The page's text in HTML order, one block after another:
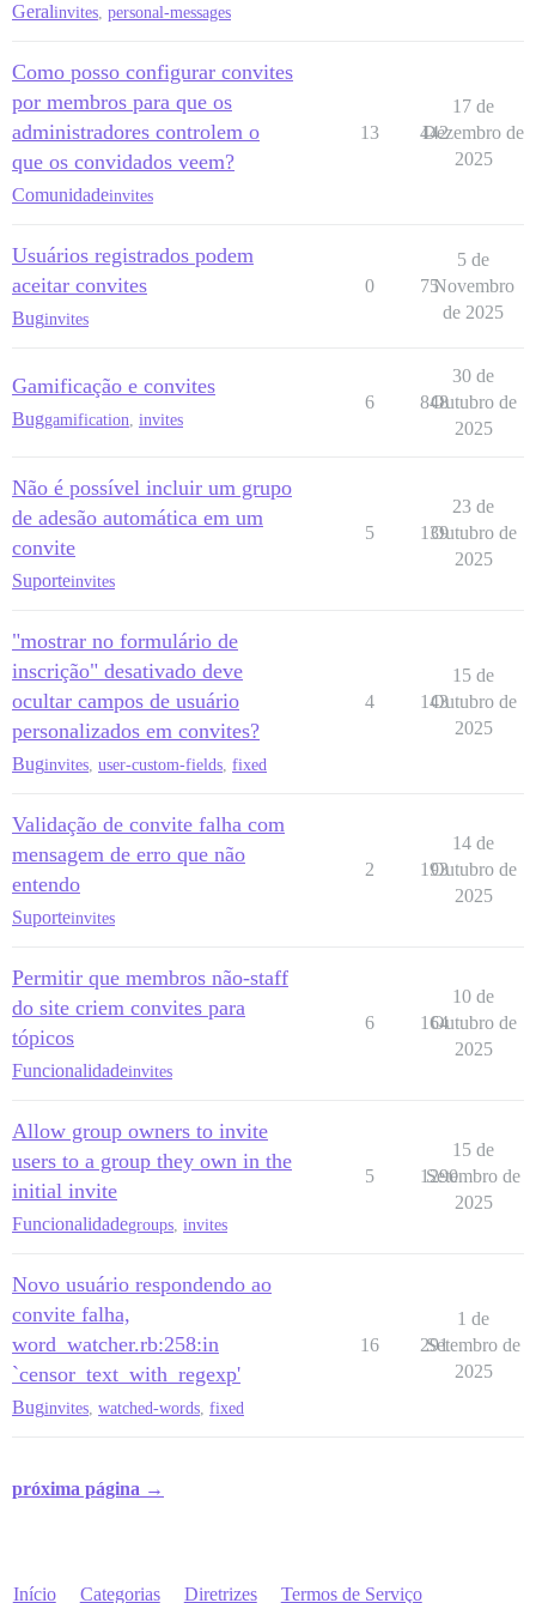
Geralinvites personal-messages
Como posso configurar convites
por membros para que os
administradores controlem o
que os convidados veem?
Comunidadeinvites
13 442
17 de
Dezembro de
2025
Usuários registrados podem
aceitar convites
Buginvites
0 75
5 de
Novembro
de 2025
Gamificação e convites
Buggamification invites
6 848
30 de
Outubro de
2025
Não é possível incluir um grupo
de adesão automática em um
convite
Suporteinvites
5 139
23 de
Outubro de
2025
"mostrar no formulário de
inscrição" desativado deve
ocultar campos de usuário
personalizados em convites?
Buginvites user-custom-fields fixed
4 143
15 de
Outubro de
2025
Validação de convite falha com
mensagem de erro que não
entendo
Suporteinvites
2 193
14 de
Outubro de
2025
Permitir que membros não-staff
do site criem convites para
tópicos
Funcionalidadeinvites
6 164
10 de
Outubro de
2025
Allow group owners to invite
users to a group they own in the
initial invite
Funcionalidadegroups invites
5 1290
15 de
Setembro de
2025
Novo usuário respondendo ao
convite falha,
word_watcher.rb:258:in
`censor_text_with_regexp'
Buginvites watched-words fixed
16 291
1 de
Setembro de
2025
próxima página →
Início Categorias Diretrizes Termos de Serviço